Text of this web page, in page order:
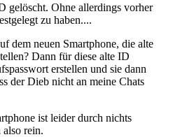
gelöscht. Ohne allerdings vorher
zu haben....
dem neuen Smartphone, die alte
Dann für diese alte ID
erstellen und sie dann
der Dieb nicht an meine Chats
ist leider durch nichts
also rein.